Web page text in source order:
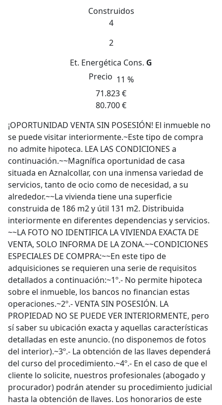
Construidos
4
2
Et. Energética Cons. G
Precio 11 %
71.823 €
80.700 €
¡OPORTUNIDAD VENTA SIN POSESIÓN! El inmueble no
se puede visitar interiormente.~Este tipo de compra
no admite hipoteca. LEA LAS CONDICIONES a
continuación.~~Magnífica oportunidad de casa
situada en Aznalcollar, con una inmensa variedad de
servicios, tanto de ocio como de necesidad, a su
alrededor.~~La vivienda tiene una superficie
construida de 186 m2 y útil 131 m2. Distribuida
interiormente en diferentes dependencias y servicios.
~~LA FOTO NO IDENTIFICA LA VIVIENDA EXACTA DE
VENTA, SOLO INFORMA DE LA ZONA.~~CONDICIONES
ESPECIALES DE COMPRA:~~En este tipo de
adquisiciones se requieren una serie de requisitos
detallados a continuación:~1º.- No permite hipoteca
sobre el inmueble, los bancos no financian estas
operaciones.~2º.- VENTA SIN POSESIÓN. LA
PROPIEDAD NO SE PUEDE VER INTERIORMENTE, pero
sí saber su ubicación exacta y aquellas características
detalladas en este anuncio. (no disponemos de fotos
del interior).~3º.- La obtención de las llaves dependerá
del curso del procedimiento.~4º.- En el caso de que el
cliente lo solicite, nuestros profesionales (abogado y
procurador) podrán atender su procedimiento judicial
hasta la obtención de llaves. Los honorarios de este